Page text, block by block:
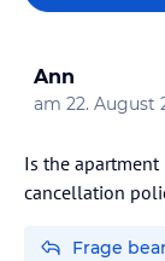
Ann
am 22. August
Is the
cancellation
Frage